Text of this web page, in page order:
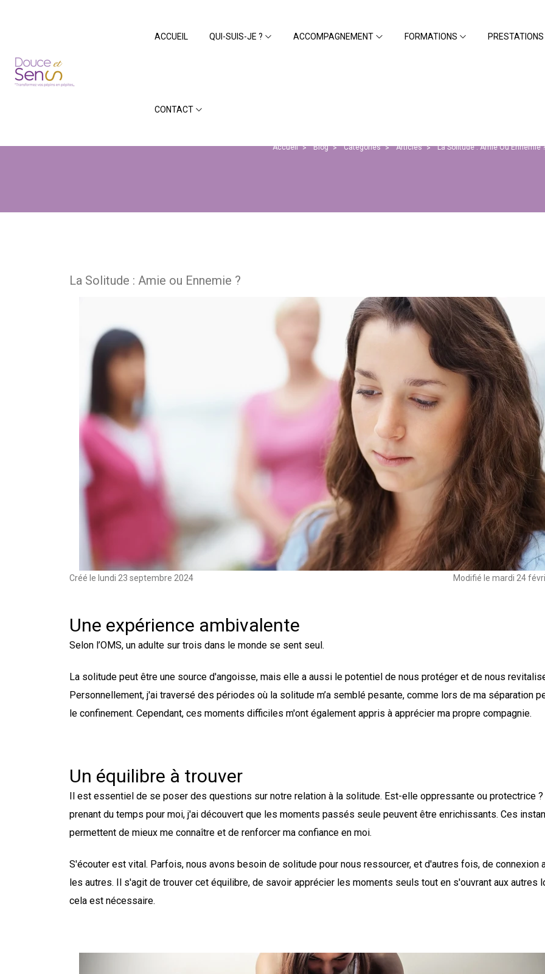
ACCUEIL QUI-SUIS-JE ? ACCOMPAGNEMENT FORMATIONS
CONTACT
Accueil > Blog > Catégories > Articles > La Solitude : Amie Ou Ennemie ?
La Solitude : Amie ou Ennemie ?
Créé le lundi 23 septembre 2024 Modifié le mardi 24
Une expérience ambivalente
Selon l’OMS, un adulte sur trois dans le monde se sent seul.
La solitude peut être une source d'angoisse, mais elle a aussi le potentiel de nous protéger et de nous
Personnellement, j'ai traversé des périodes où la solitude m’a semblé pesante, comme lors de ma séparation
le confinement. Cependant, ces moments difficiles m'ont également appris à apprécier ma propre compagnie.
Un équilibre à trouver
Il est essentiel de se poser des questions sur notre relation à la solitude. Est-elle oppressante ou protectrice ?
prenant du temps pour moi, j'ai découvert que les moments passés seule peuvent être enrichissants. Ces
permettent de mieux me connaître et de renforcer ma confiance en moi.
S'écouter est vital. Parfois, nous avons besoin de solitude pour nous ressourcer, et d'autres fois, de connexion
les autres. Il s'agit de trouver cet équilibre, de savoir apprécier les moments seuls tout en s'ouvrant aux autres
cela est nécessaire.